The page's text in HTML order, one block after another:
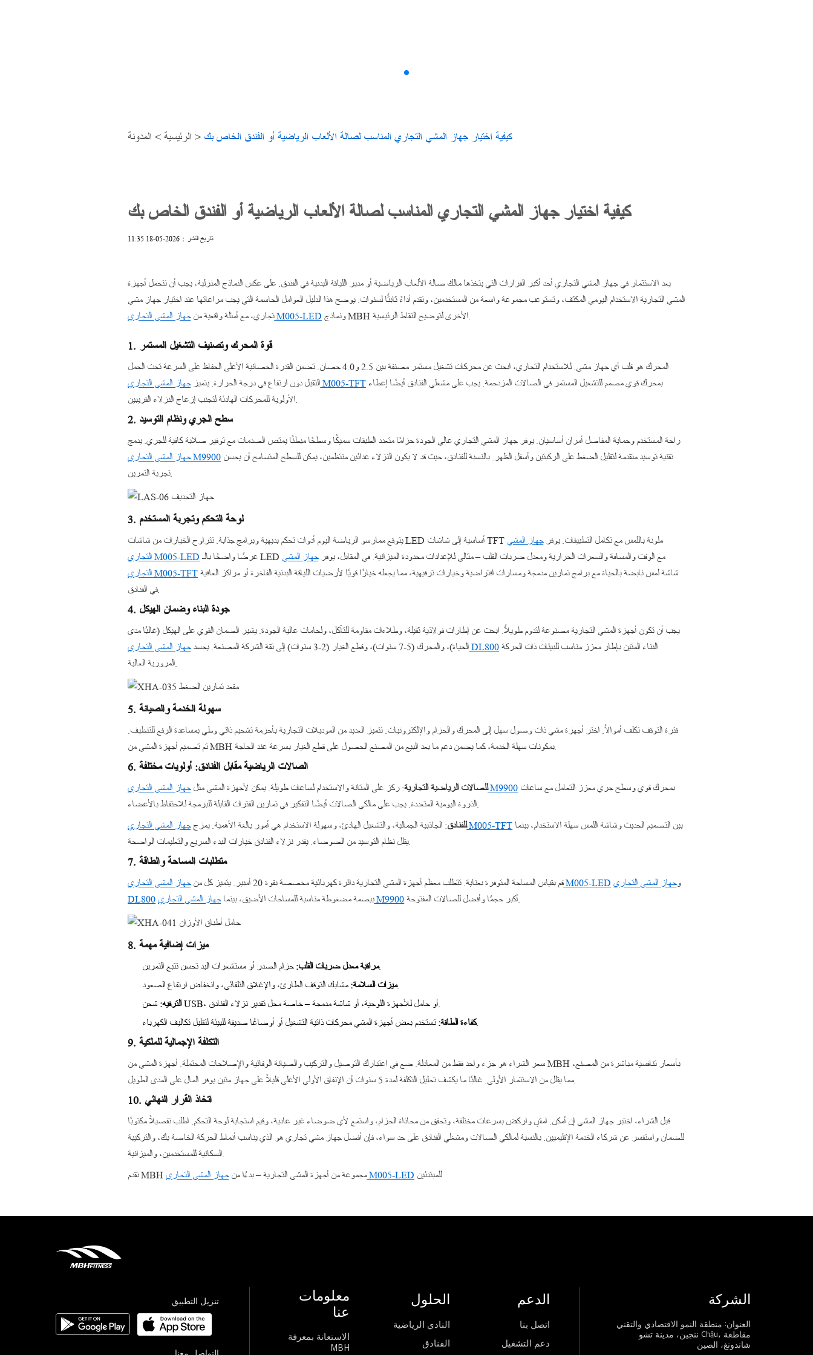
الرئيسية> المدونة > ​كيفية اختيار جهاز المشي التجاري المناسب لصالة الألعاب الرياضية أو الفندق الخاص بك
​كيفية اختيار جهاز المشي التجاري المناسب لصالة الألعاب الرياضية أو الفندق الخاص بك
تاريخ النشر：2026-05-18 11:35
يعد الاستثمار في جهاز المشي التجاري أحد أكبر القرارات التي يتخذها مالك صالة الألعاب الرياضية أو مدير اللياقة البدنية في الفندق. على عكس النماذج المنزلية، يجب أن تتحمل أجهزة
المشي التجارية الاستخدام اليومي المكثف، وتستوعب مجموعة واسعة من المستخدمين، وتقدم أداءً ثابتًا لسنوات. يوضح هذا الدليل العوامل الحاسمة التي يجب مراعاتها عند اختيار جهاز مشي
تجاري، مع أمثلة واقعية منجهاز المشي التجاري M005-LED
1. قوة المحرك وتصنيف التشغيل المستمر
المحرك هو قلب أي جهاز مشي. للاستخدام التجاري، ابحث عن محركات تشغيل مستمر مصنفة بين 2.5 و4.0 حصان. تضمن القدرة الحصانية الأعلى الحفاظ على السرعة تحت الحمل
الثقيل دون ارتفاع في درجة الحرارة. يتميز جهاز المشي التجاري M005-TFT
2. سطح الجري ونظام التوسيد
راحة المستخدم وحماية المفاصل أمران أساسيان. يوفر جهاز المشي التجاري عالي الجودة حزامًا متعدد الطبقات سميكًا وسطحًا مبطنًا يمتص الصدمات مع توفير صلابة كافية للجري. يدمج
جهاز المشي التجاري M9900
تجربة التمرين.
3. لوحة التحكم وتجربة المستخدم
يتوقع ممارسو الرياضة اليوم أدوات تحكم بديهية وبرامج جذابة. تتراوح الخيارات من شاشات LED أساسية إلى شاشات TFT ملونة باللمس مع تكامل التطبيقات. يوفرجهاز المشي
التجاري M005-LED
عرضًا واضحًا بالـ LED مع الوقت والمسافة والسعرات الحرارية ومعدل ضربات القلب – مثالي للإعدادات محدودة الميزانية. في المقابل، يوفرجهاز المشي
التجاري M005-TFT شاشة لمس نابضة بالحياة مع برامج تمارين مدمجة ومسارات افتراضية وخيارات ترفيهية، مما يجعله خيارًا قويًا لأرضيات اللياقة البدنية الفاخرة أو مراكز العافية
في الفنادق.
4. جودة البناء وضمان الهيكل
يجب أن تكون أجهزة المشي التجارية مصنوعة لتدوم طويلاً. ابحث عن إطارات فولاذية ثقيلة، وطلاءات مقاومة للتآكل، ولحامات عالية الجودة. يشير الضمان القوي على الهيكل (غالبًا مدى
الحياة)، والمحرك (5-7 سنوات)، وقطع الغيار (2-3 سنوات) إلى ثقة الشركة المصنعة. يجسد جهاز المشي التجاري DL800 البناء المتين بإطار معزز مناسب للبيئات ذات الحركة
5. سهولة الخدمة والصيانة
فترة التوقف تكلف أموالاً. اختر أجهزة مشي ذات وصول سهل إلى المحرك والحزام والإلكترونيات. تتميز العديد من الموديلات التجارية بأحزمة تشحيم ذاتي وطي بمساعدة الرفع للتنظيف.
تم تصميم أجهزة المشي من MBH بمكونات سهلة الخدمة، كما يضمن دعم ما بعد البيع من المصنع الحصول على قطع الغيار بسرعة عند الحاجة.
6. الصالات الرياضية مقابل الفنادق: أولويات مختلفة
للصالات الرياضية التجارية: ركز على المتانة والاستخدام لساعات طويلة. يمكن لأجهزة المشي مثل جهاز المشي التجاري M9900
للفنادق: الجاذبية الجمالية، والتشغيل الهادئ، وسهولة الاستخدام هي أمور بالغة الأهمية. يمزج جهاز المشي التجاري M005-TFT
يقلل نظام التوسيد من الضوضاء. يقدر نزلاء الفنادق خيارات البدء السريع والتعليمات الواضحة.
7. متطلبات المساحة والطاقة
قم بقياس المساحة المتوفرة بعناية. تتطلب معظم أجهزة المشي التجارية دائرة كهربائية مخصصة بقوة 20 أمبير. يتميز كل منجهاز المشي التجاري M005-LED وجهاز المشي التجاري
DL800
ببصمة مضغوطة مناسبة للمساحات الأضيق، بينماجهاز المشي التجاري M9900
8. ميزات إضافية مهمة
مراقبة معدل ضربات القلب:حزام الصدر أو مستشعرات اليد تحسن تتبع التمرين.
ميزات السلامة:مشابك التوقف الطارئ، والإغلاق التلقائي، وانخفاض ارتفاع الصعود.
الترفيه:
كفاءة الطاقة:تستخدم بعض أجهزة المشي محركات ذاتية التشغيل أو أوضاعًا صديقة للبيئة لتقليل تكاليف الكهرباء.
9. التكلفة الإجمالية للملكية
سعر الشراء هو جزء واحد فقط من المعادلة. ضع في اعتبارك التوصيل والتركيب والصيانة الوقائية والإصلاحات المحتملة. أجهزة المشي من MBH بأسعار تنافسية مباشرة من المصنع،
مما يقلل من الاستثمار الأولي. غالبًا ما يكشف تحليل التكلفة لمدة 5 سنوات أن الإنفاق الأولي الأعلى قليلاً على جهاز متين يوفر المال على المدى الطويل.
10. اتخاذ القرار النهائي
قبل الشراء، اختبر جهاز المشي إن أمكن. امشِ واركض بسرعات مختلفة، وتحقق من محاذاة الحزام، واستمع لأي ضوضاء غير عادية، وقيم استجابة لوحة التحكم. اطلب تفصيلاً مكتوبًا
للضمان واستفسر عن شركاء الخدمة الإقليميين. بالنسبة لمالكي الصالات ومشغلي الفنادق على حد سواء، فإن أفضل جهاز مشي تجاري هو الذي يناسب أنماط الحركة الخاصة بك، والتركيبة
تقدم MBH مجموعة من أجهزة المشي التجارية – بدءًا منجهاز المشي التجاري M005-LED للمبتدئين
تنزيل التطبيق
التواصل معنا
معلومات
عنا
الاستعانة بمعرفة
MBH
الحلول
النادي الرياضية
الفنادق
الدعم
اتصل بنا
دعم التشغيل
الشركة
العنوان: منطقة النمو الاقتصادي والتقني
ننجين، مدينة تشو Châu، مقاطعة
شاندونغ، الصين